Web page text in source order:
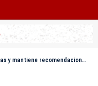
marítimas en ambas costas